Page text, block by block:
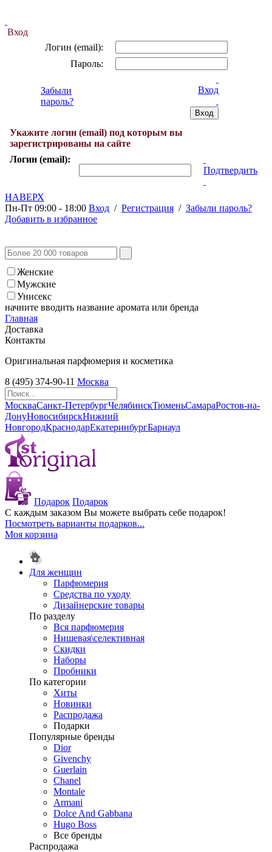
Вход
Логин (email):
Пароль:
Забыли
пароль?
Вход
Укажите логин (email) под которым вы
зарегистрированы на сайте
Логин (email):
Подтвердить
НАВЕРХ
Пн-Пт 09:00 - 18:00 Вход / Регистрация / Забыли пароль?
Добавить в избранное
Женские
Мужские
Унисекс
начните вводить название аромата или бренда
Главная
Доставка
Контакты
Оригинальная парфюмерия и косметика
8 (495) 374-90-11 Москва
МоскваСанкт-ПетербургЧелябинскТюменьСамараРостов-на-
ДонуНовосибирскНижний
НовгородКраснодарЕкатеринбургБарнаул
Подарок Подарок
С каждым заказом Вы можете выбрать себе подарок!
Посмотреть варианты подарков...
Моя корзина
Для женщин
Парфюмерия
Средства по уходу
Дизайнерские товары
По разделу
Вся парфюмерия
Нишевая\селективная
Скидки
Наборы
Пробники
По категории
Хиты
Новинки
Распродажа
Подарки
Популярные бренды
Dior
Givenchy
Guerlain
Chanel
Montale
Armani
Dolce And Gabbana
Hugo Boss
Все бренды
Распродажа